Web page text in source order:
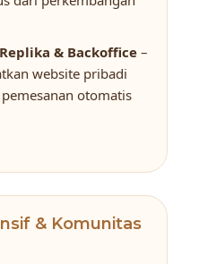
& Backoffice –
website pribadi
otomatis
& Komunitas